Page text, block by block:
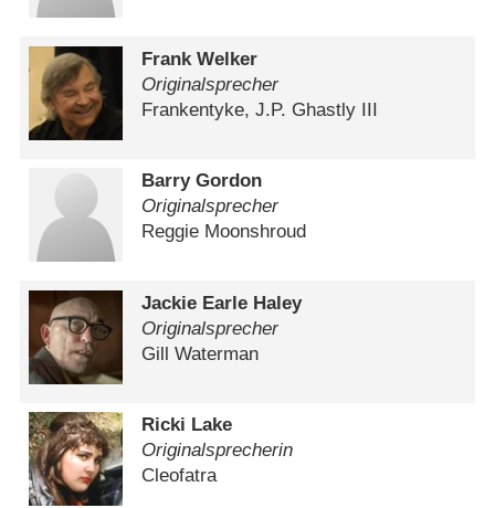
Frank Welker
Originalsprecher
Frankentyke, J.P. Ghastly III
Barry Gordon
Originalsprecher
Reggie Moonshroud
Jackie Earle Haley
Originalsprecher
Gill Waterman
Ricki Lake
Originalsprecherin
Cleofatra